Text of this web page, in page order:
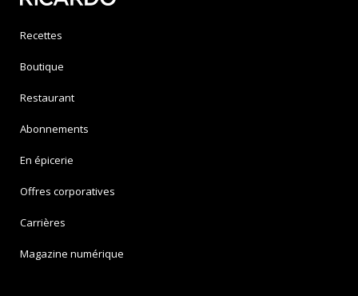
Recettes
Boutique
Restaurant
Abonnements
En épicerie
Offres corporatives
Carrières
Magazine numérique